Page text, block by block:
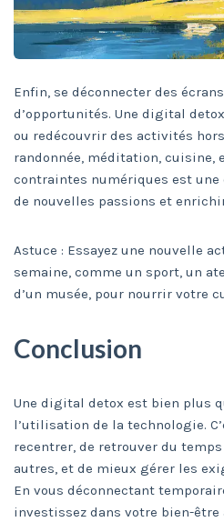
Enfin, se déconnecter des
d’opportunités. Une digital
ou redécouvrir des activités
randonnée, méditation, cuisine,
contraintes numériques est
de nouvelles passions et
Astuce : Essayez une nouvelle
semaine, comme un sport, un
d’un musée, pour nourrir votre
Conclusion
Une digital detox est bien plus
l’utilisation de la technologie.
recentrer, de retrouver du
autres, et de mieux gérer les
En vous déconnectant
investissez dans votre bien-être